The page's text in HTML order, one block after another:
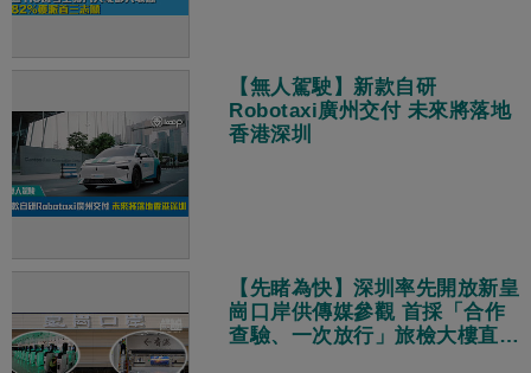
【無人駕駛】新款自研
Robotaxi廣州交付 未來將落地
香港深圳
【先睹為快】深圳率先開放新皇
崗口岸供傳媒參觀 首採「合作
查驗、一次放行」旅檢大樓直連